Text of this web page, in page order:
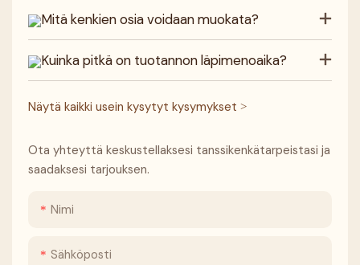
Mitä kenkien osia voidaan muokata?
Kuinka pitkä on tuotannon läpimenoaika?
Näytä kaikki usein kysytyt kysymykset >
Ota yhteyttä keskustellaksesi tanssikenkätarpeistasi ja
saadaksesi tarjouksen.
Nimi
Sähköposti